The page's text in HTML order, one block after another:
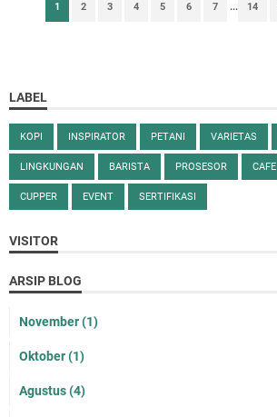
1 2 3 4 5 6 7 ... 14
LABEL
KOPI INSPIRATOR PETANI VARIETAS
LINGKUNGAN BARISTA PROSESOR CAFE
CUPPER EVENT SERTIFIKASI
VISITOR
ARSIP BLOG
November(1)
Oktober(1)
Agustus(4)